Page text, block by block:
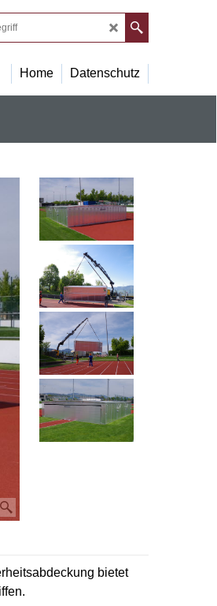
Home Datenschutz
bietet